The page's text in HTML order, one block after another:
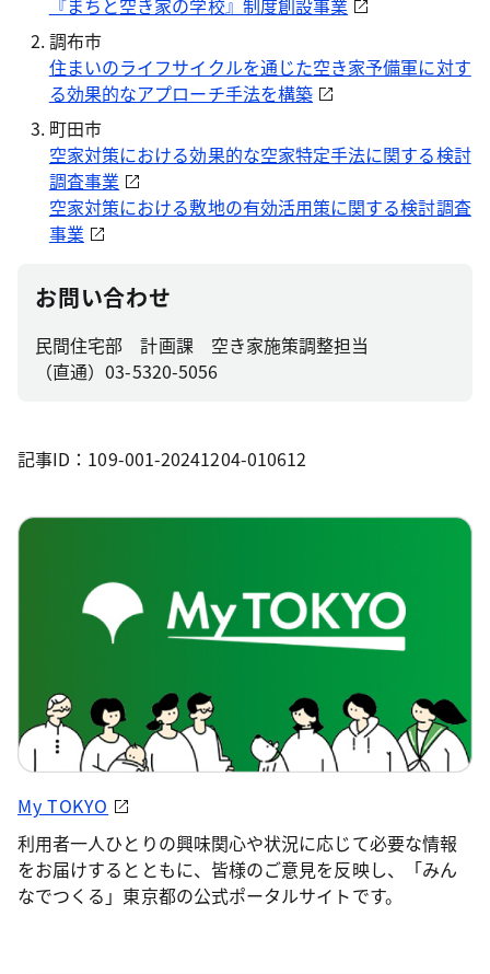
『まちと空き家の学校』制度創設事業
調布市
住まいのライフサイクルを通じた空き家予備軍に対す
る効果的なアプローチ手法を構築
町田市
空家対策における効果的な空家特定手法に関する検討
調査事業
空家対策における敷地の有効活用策に関する検討調査
事業
お問い合わせ
民間住宅部 計画課 空き家施策調整担当
（直通）03-5320-5056
記事ID：109-001-20241204-010612
My TOKYO
利用者一人ひとりの興味関心や状況に応じて必要な情報
をお届けするとともに、皆様のご意見を反映し、「みん
なでつくる」東京都の公式ポータルサイトです。